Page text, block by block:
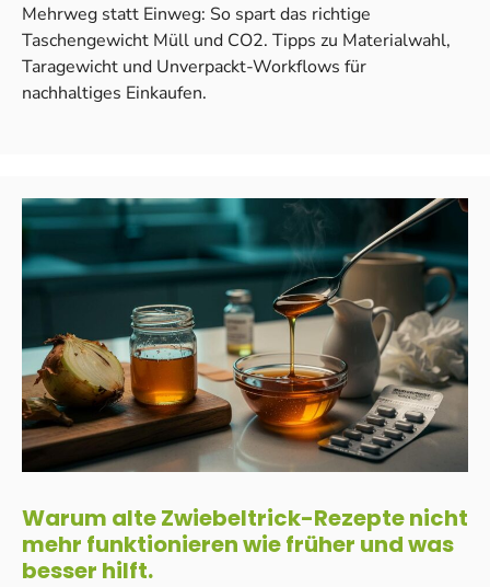
Mehrweg statt Einweg: So spart das richtige
Taschengewicht Müll und CO2. Tipps zu Materialwahl,
Taragewicht und Unverpackt-Workflows für
nachhaltiges Einkaufen.
Warum alte Zwiebeltrick-Rezepte nicht
mehr funktionieren wie früher und was
besser hilft.